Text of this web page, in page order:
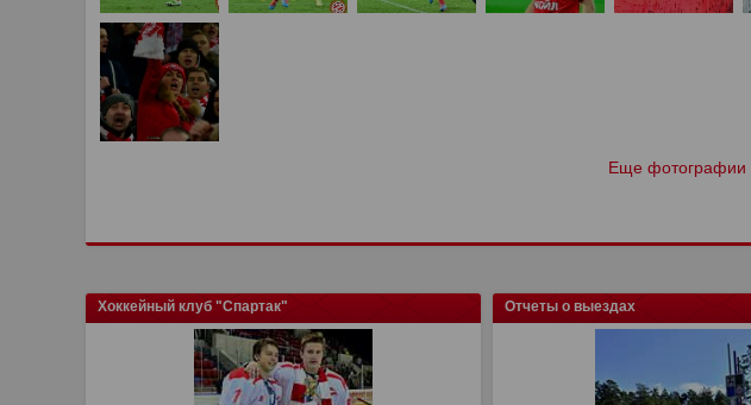
Еще фотографии
Хоккейный клуб "Спартак" Отчеты о выездах